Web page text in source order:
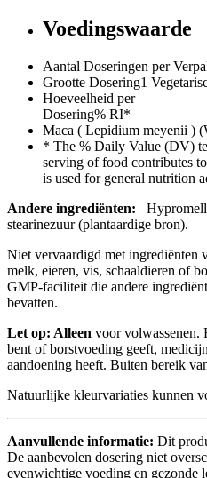
Voedingswaarde
Aantal Doseringen per
Grootte Dosering1
Hoeveelheid per
Dosering% RI*
Maca ( Lepidium meyenii )
* The % Daily Value (DV)
serving of food contributes
is used for general nutrition
Andere ingrediënten:
stearinezuur (plantaardige bron).
Niet vervaardigd met ingrediënten
melk, eieren, vis, schaaldieren of
GMP-faciliteit die andere
bevatten.
Let op: Alleen voor volwassenen.
bent of borstvoeding geeft,
aandoening heeft. Buiten bereik
Natuurlijke kleurvariaties kunnen
Aanvullende informatie: Dit
De aanbevolen dosering niet
evenwichtige voeding en gezonde